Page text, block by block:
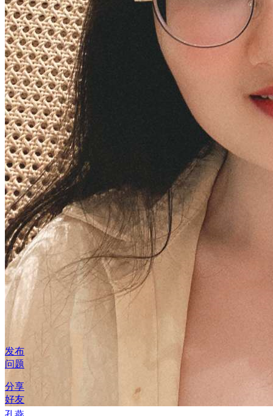
发布
问题
分享
好友